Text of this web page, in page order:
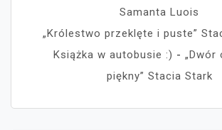
Samanta Luois
„Królestwo przeklęte i puste”
Książka w autobusie :) - „Dwór
piękny” Stacia Stark